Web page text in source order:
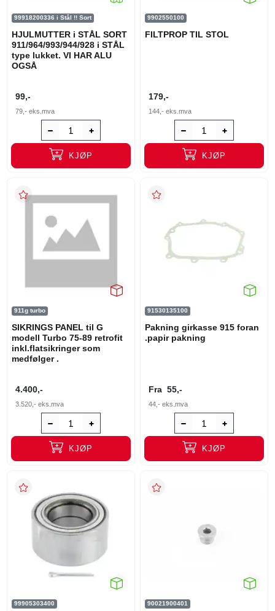
99918200336 i Stål !! Sort
HJULMUTTER i STÅL SORT
911/964/993/944/928 i STÅL
type lukket. VI HAR ALU
OGSÅ
99,-
79,- eks.mva
KJØP
9902550100
FILTPROP TIL STOL
179,-
144,- eks.mva
KJØP
911g turbo
SIKRINGS PANEL til G
modell Turbo 75-89 retrofit
inkl.flatsikringer som
medfølger .
4.400,-
3.520,- eks.mva
KJØP
91530135100
Pakning girkasse 915 foran
.papir pakning
Fra 55,-
44,- eks.mva
KJØP
99905303400 90021900401